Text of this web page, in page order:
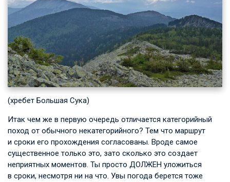
(хребет Большая Сука)
Итак чем же в первую очередь отличается категорийный
поход от обычного некатегорийного? Тем что маршрут
и сроки его прохождения согласованы. Вроде самое
существенное только это, зато сколько это создает
неприятных моментов. Ты просто ДОЛЖЕН уложиться
в сроки, несмотря ни на что. Увы погода берется тоже